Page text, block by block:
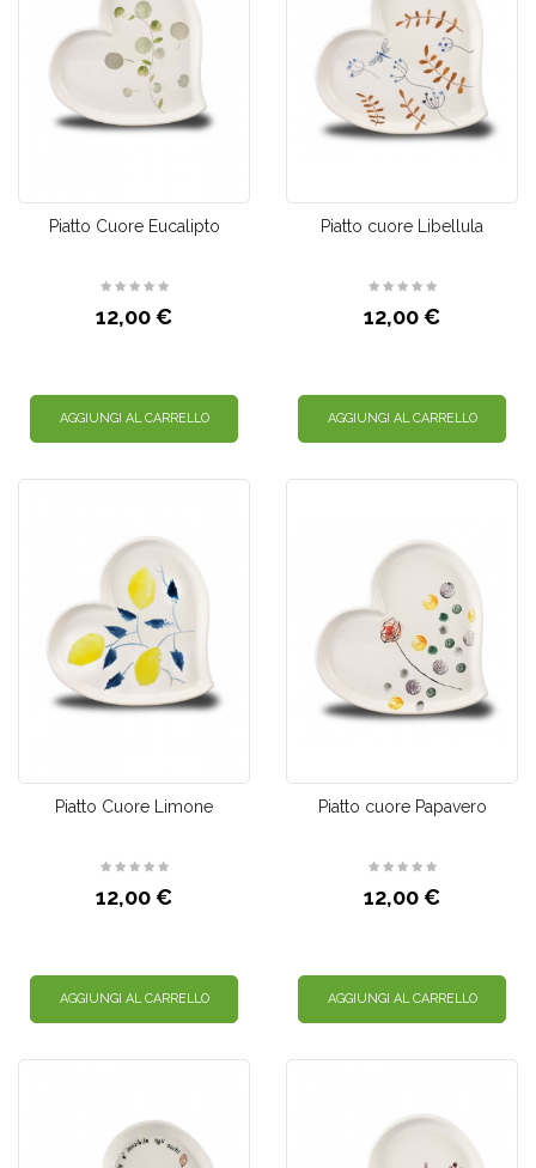
Piatto Cuore Eucalipto
12,00 €
AGGIUNGI AL CARRELLO
Piatto cuore Libellula
12,00 €
AGGIUNGI AL CARRELLO
Piatto Cuore Limone
12,00 €
AGGIUNGI AL CARRELLO
Piatto cuore Papavero
12,00 €
AGGIUNGI AL CARRELLO